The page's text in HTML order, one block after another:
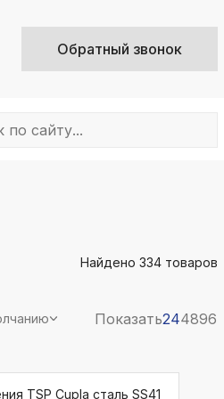
Обратный звонок
Найдено 334товаров
Показать244896
TSP Cupla сталь SS41